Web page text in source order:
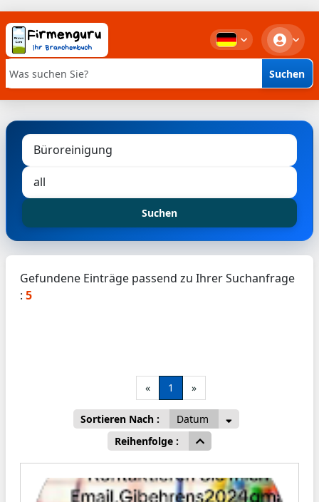
Stichwortsuche Suchen
Suchen
Gefundene Einträge passend zu Ihrer Suchanfrage
: 5
« 1 »
Sortieren Nach :
Datum
Reihenfolge :